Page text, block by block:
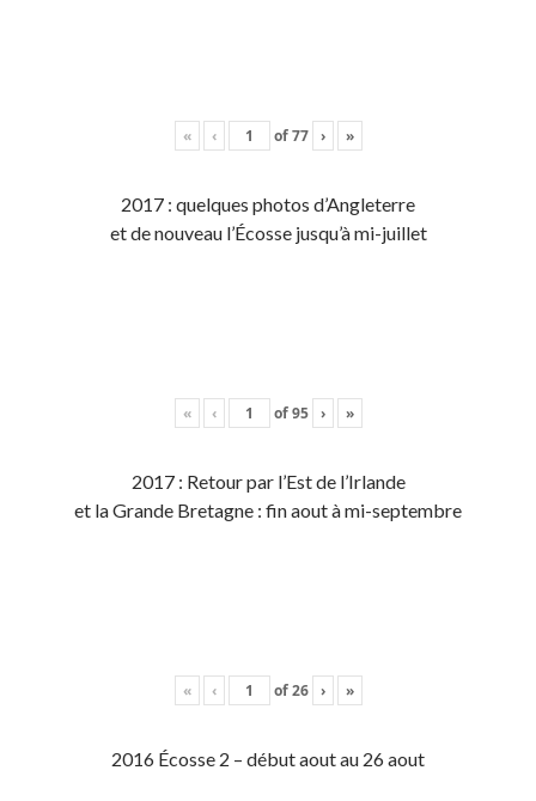
« ‹ of77 › »
2017 : quelques photos d’Angleterre
et de nouveau l’Écosse jusqu’à mi-juillet
« ‹ of95 › »
2017 : Retour par l’Est de l’Irlande
et la Grande Bretagne : fin aout à mi-septembre
« ‹ of26 › »
2016 Écosse 2 – début aout au 26 aout